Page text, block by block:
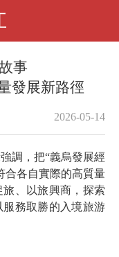
事
發展新路徑
2026-05-14
調，把“義烏發展經
合各自實際的高質量
、以旅興商，探索
務取勝的入境旅游